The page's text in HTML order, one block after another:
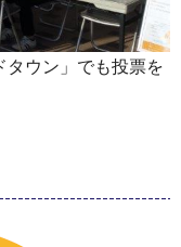
タウン」でも投票を